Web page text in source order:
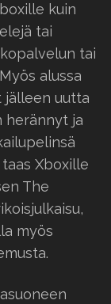
kuin
tai
tai
alussa
uutta
herännyt ja
Xboxille
The
myös